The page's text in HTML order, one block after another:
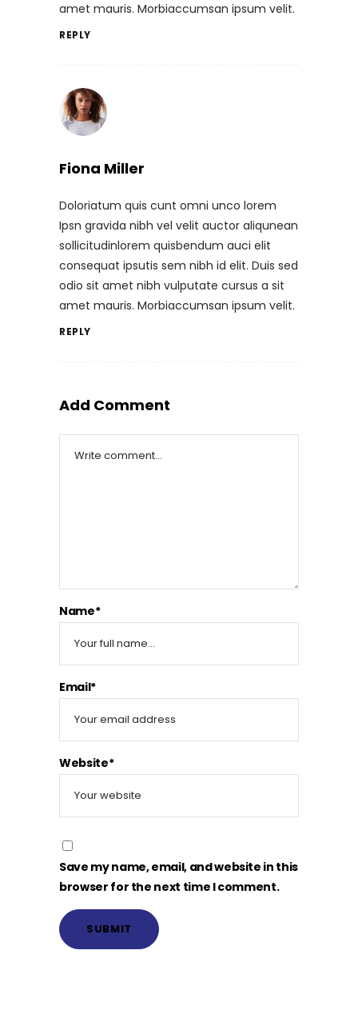
amet mauris. Morbiaccumsan ipsum velit.
REPLY
Fiona Miller
Doloriatum quis cunt omni unco lorem
Ipsn gravida nibh vel velit auctor aliqunean
sollicitudinlorem quisbendum auci elit
consequat ipsutis sem nibh id elit. Duis sed
odio sit amet nibh vulputate cursus a sit
amet mauris. Morbiaccumsan ipsum velit.
REPLY
Add Comment
Name*
Email*
Website*
Save my name, email, and website in this
browser for the next time I comment.